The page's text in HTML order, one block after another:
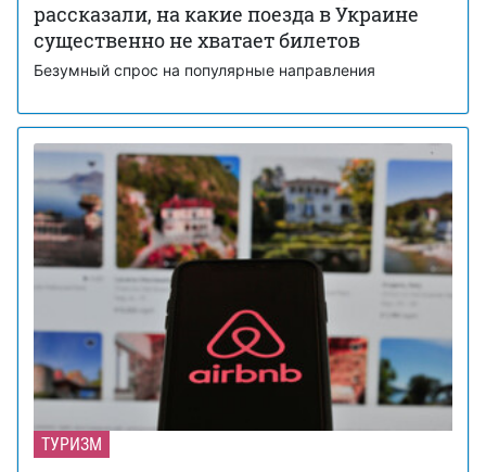
рассказали, на какие поезда в Украине
существенно не хватает билетов
Безумный спрос на популярные направления
ТУРИЗМ